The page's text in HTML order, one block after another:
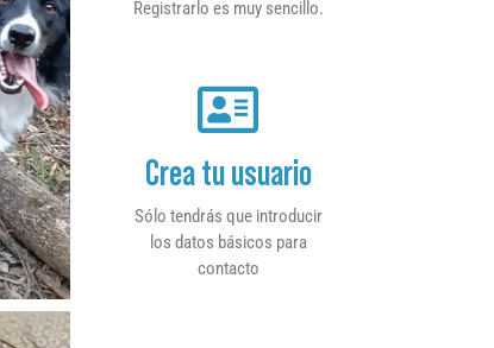
Registrarlo es muy sencillo.
Crea tu usuario
Sólo tendrás que introducir
los datos básicos para
contacto